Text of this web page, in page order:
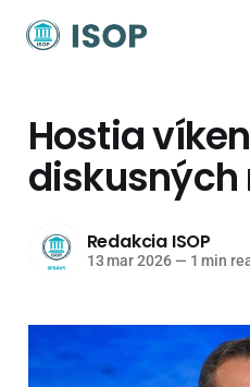
Hostia
diskusných
Redakcia ISOP
13 mar 2026 — 1 min